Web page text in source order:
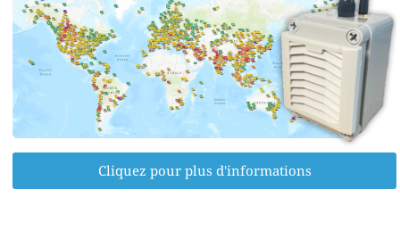
Cliquez pour plus d'informations